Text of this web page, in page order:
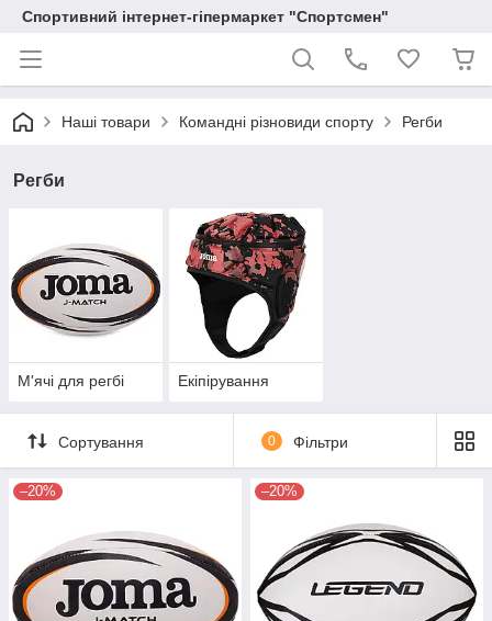
Спортивний інтернет-гіпермаркет "Спортсмен"
Наші товари Командні різновиди спорту Регби
Регби
М'ячі для регбі Екіпірування
Сортування 0 Фільтри
–20% –20%